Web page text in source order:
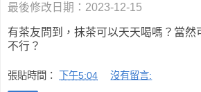
最後修改日期：2023-12-15
有茶友問到，抹茶可以天天喝嗎？當然
不行？
張貼時間： 下午5:04 沒有留言: